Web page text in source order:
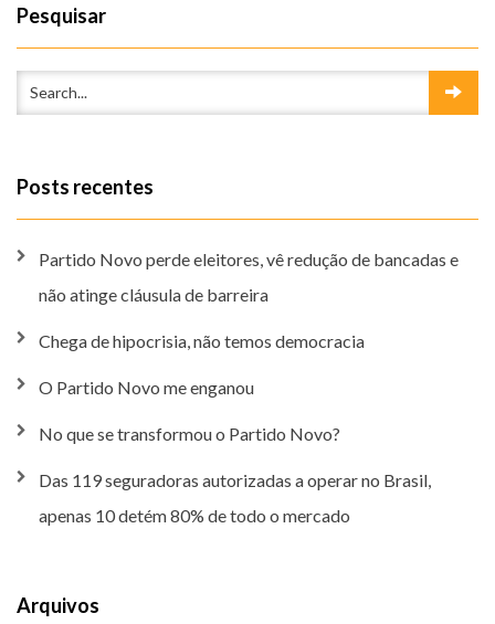
Pesquisar
Posts recentes
Partido Novo perde eleitores, vê redução de bancadas e
não atinge cláusula de barreira
Chega de hipocrisia, não temos democracia
O Partido Novo me enganou
No que se transformou o Partido Novo?
Das 119 seguradoras autorizadas a operar no Brasil,
apenas 10 detém 80% de todo o mercado
Arquivos